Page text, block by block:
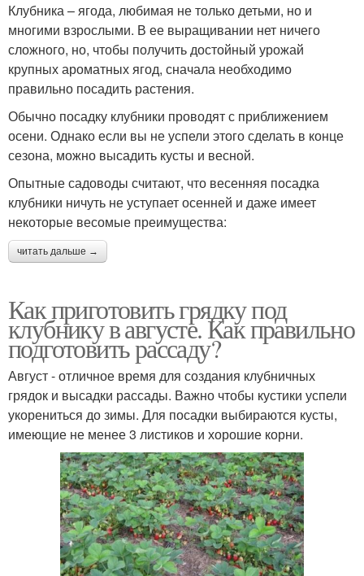
Клубника – ягода, любимая не только детьми, но и
многими взрослыми. В ее выращивании нет ничего
сложного, но, чтобы получить достойный урожай
крупных ароматных ягод, сначала необходимо
правильно посадить растения.
Обычно посадку клубники проводят с приближением
осени. Однако если вы не успели этого сделать в конце
сезона, можно высадить кусты и весной.
Опытные садоводы считают, что весенняя посадка
клубники ничуть не уступает осенней и даже имеет
некоторые весомые преимущества:
читать дальше →
Как приготовить грядку под
клубнику в августе. Как правильно
подготовить рассаду?
Август - отличное время для создания клубничных
грядок и высадки рассады. Важно чтобы кустики успели
укорениться до зимы. Для посадки выбираются кусты,
имеющие не менее 3 листиков и хорошие корни.